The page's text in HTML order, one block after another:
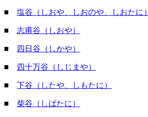
■ 塩谷（しおや、しおのや、しおたに）
■ 志甫谷（しおや）
■ 四日谷（しかや）
■ 四十万谷（しじまや）
■ 下谷（したや、しもたに）
■ 柴谷（しばたに）